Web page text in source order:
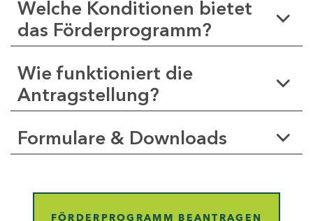
Welche Konditionen bietet
das Förderprogramm?
Wie funktioniert die
Antragstellung?
Formulare & Downloads
FÖRDERPROGRAMM BEANTRAGEN